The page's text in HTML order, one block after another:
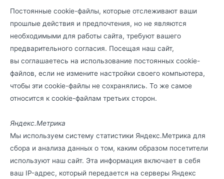
Постоянные cookie-файлы, которые отслеживают ваши
прошлые действия и предпочтения, но не являются
необходимыми для работы сайта, требуют вашего
предварительного согласия. Посещая наш сайт,
вы соглашаетесь на использование постоянных cookie-
файлов, если не измените настройки своего компьютера,
чтобы эти cookie-файлы не сохранялись. То же самое
относится к cookie-файлам третьих сторон.
Яндекс.Метрика
Мы используем систему статистики Яндекс.Метрика для
сбора и анализа данных о том, каким образом посетители
используют наш сайт. Эта информация включает в себя
ваш IP-адрес, который передается на серверы Яндекс